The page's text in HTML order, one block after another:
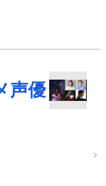
声優